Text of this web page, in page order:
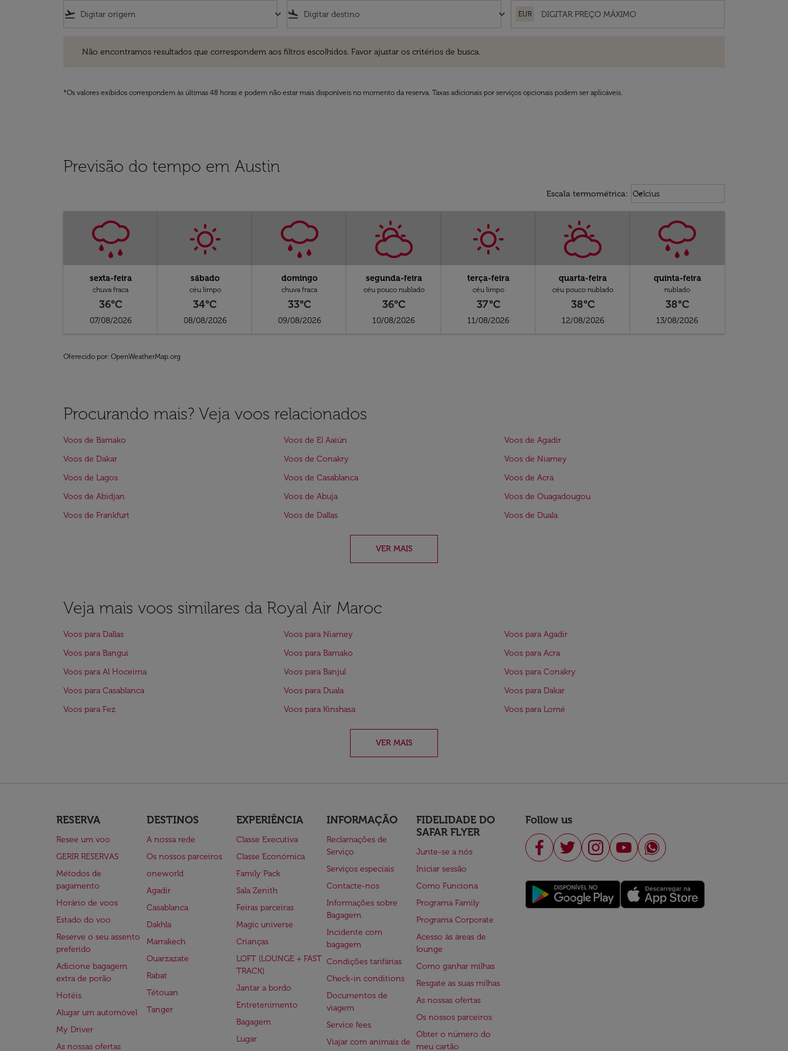
flight_takeoff keyboard_arrow_down flight_land keyboard_arrow_down EUR
Não encontramos resultados que correspondem aos filtros escolhidos. Favor ajustar os critérios de busca.
*Os valores exibidos correspondem às últimas 48 horas e podem não estar mais disponíveis no momento da reserva. Taxas adicionais por serviços opcionais podem ser aplicáveis.
Previsão do tempo em Austin
Escala termométrica: Weather unit option Celcius
Celcius
keyboard_arrow_down
sexta-feira
chuva fraca
36°C
07/08/2026
sábado
céu limpo
34°C
08/08/2026
domingo
chuva fraca
33°C
09/08/2026
segunda-feira
céu pouco nublado
36°C
10/08/2026
terça-feira
céu limpo
37°C
11/08/2026
quarta-feira
céu pouco nublado
38°C
12/08/2026
quinta-feira
nublado
38°C
13/08/2026
Oferecido por: OpenWeatherMap.org
Procurando mais? Veja voos relacionados
Voos de Bamako Voos de El Aaiún
Voos de Agadir
Voos de Dakar
Voos de Conakry
Voos de Niamey
Voos de Lagos
Voos de Casablanca
Voos de Acra
Voos de Abidjan
Voos de Abuja
Voos de Ouagadougou
Voos de Frankfurt
Voos de Dallas Voos de Duala
VER MAIS
Veja mais voos similares da Royal Air Maroc
Voos para Dallas Voos para Niamey
Voos para Agadir
Voos para Bangui
Voos para Bamako
Voos para Acra
Voos para Al Hoceima
Voos para Banjul
Voos para Conakry
Voos para Casablanca
Voos para Duala
Voos para Dakar
Voos para Fez
Voos para Kinshasa Voos para Lomé
VER MAIS
RESERVA
Resee um voo
GERIR RESERVAS
Métodos de
pagamento
Horário de voos
Estado do voo
Reserve o seu assento
preferido
Adicione bagagem
extra de porão
Hotéis
Alugar um automóvel
My Driver
As nossas ofertas
DESTINOS
A nossa rede
Os nossos parceiros
oneworld
Agadir
Casablanca
Dakhla
Marrakech
Ouarzazate
Rabat
Tétouan
Tanger
EXPERIÊNCIA
Classe Executiva
Classe Económica
Family Pack
Sala Zenith
Feiras parceiras
Magic universe
Crianças
LOFT (LOUNGE + FAST
TRACK)
Jantar a bordo
Entretenimento
Bagagem
Lugar
INFORMAÇÃO
Reclamações de
Serviço
Serviços especiais
Contacte-nos
Informações sobre
Bagagem
Incidente com
bagagem
Condições tarifárias
Check-in conditions
Documentos de
viagem
Service fees
Viajar com animais de
FIDELIDADE DO
SAFAR FLYER
Junte-se a nós
Iniciar sessão
Como Funciona
Programa Family
Programa Corporate
Acesso às áreas de
lounge
Como ganhar milhas
Resgate as suas milhas
As nossas ofertas
Os nossos parceiros
Obter o número do
meu cartão
Follow us